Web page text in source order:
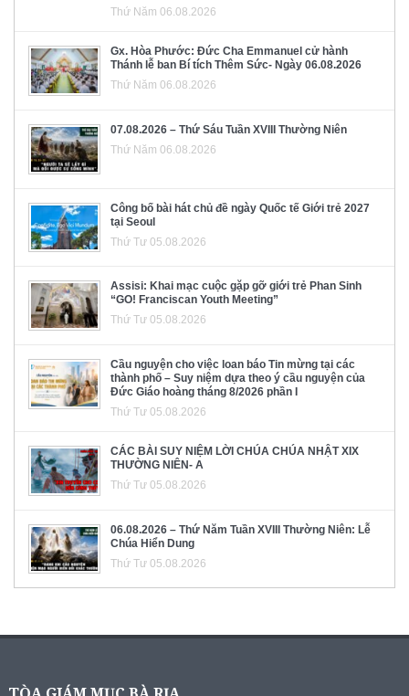
Thứ Năm 06.08.2026
Gx. Hòa Phước: Đức Cha Emmanuel cử hành
Thánh lễ ban Bí tích Thêm Sức- Ngày 06.08.2026
Thứ Năm 06.08.2026
07.08.2026 – Thứ Sáu Tuần XVIII Thường Niên
Thứ Năm 06.08.2026
Công bố bài hát chủ đề ngày Quốc tế Giới trẻ 2027
tại Seoul
Thứ Tư 05.08.2026
Assisi: Khai mạc cuộc gặp gỡ giới trẻ Phan Sinh
“GO! Franciscan Youth Meeting”
Thứ Tư 05.08.2026
Cầu nguyện cho việc loan báo Tin mừng tại các
thành phố – Suy niệm dựa theo ý cầu nguyện của
Đức Giáo hoàng tháng 8/2026 phần I
Thứ Tư 05.08.2026
CÁC BÀI SUY NIỆM LỜI CHÚA CHÚA NHẬT XIX
THƯỜNG NIÊN- A
Thứ Tư 05.08.2026
06.08.2026 – Thứ Năm Tuần XVIII Thường Niên: Lễ
Chúa Hiển Dung
Thứ Tư 05.08.2026